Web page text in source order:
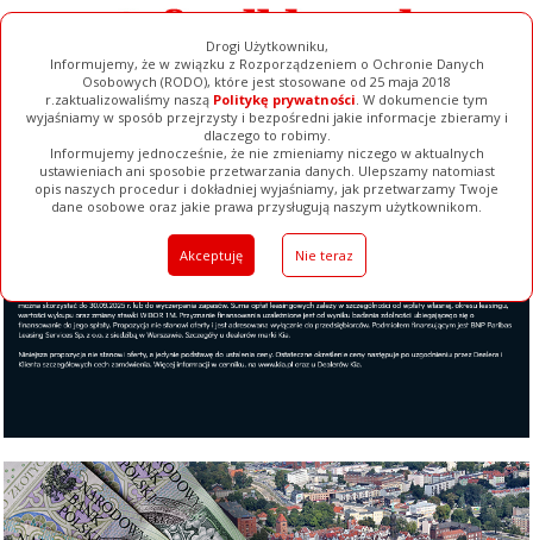
Drogi Użytkowniku,
Informujemy, że w związku z Rozporządzeniem o Ochronie Danych
Osobowych (RODO), które jest stosowane od 25 maja 2018
r.zaktualizowaliśmy naszą Politykę prywatności. W dokumencie tym
wyjaśniamy w sposób przejrzysty i bezpośredni jakie informacje zbieramy i
dlaczego to robimy.
Informujemy jednocześnie, że nie zmieniamy niczego w aktualnych
ustawieniach ani sposobie przetwarzania danych. Ulepszamy natomiast
opis naszych procedur i dokładniej wyjaśniamy, jak przetwarzamy Twoje
dane osobowe oraz jakie prawa przysługują naszym użytkownikom.
Akceptuję Nie teraz
Ogłoszenia Filmy Galerie Baza Firm Pełna Wersja